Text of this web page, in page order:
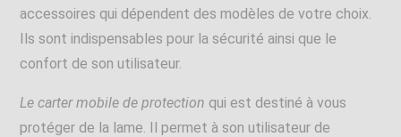
accessoires qui dépendent des modèles de votre choix.
Ils sont indispensables pour la sécurité ainsi que le
confort de son utilisateur.
Le carter mobile de protection qui est destiné à vous
protéger de la lame. Il permet à son utilisateur de